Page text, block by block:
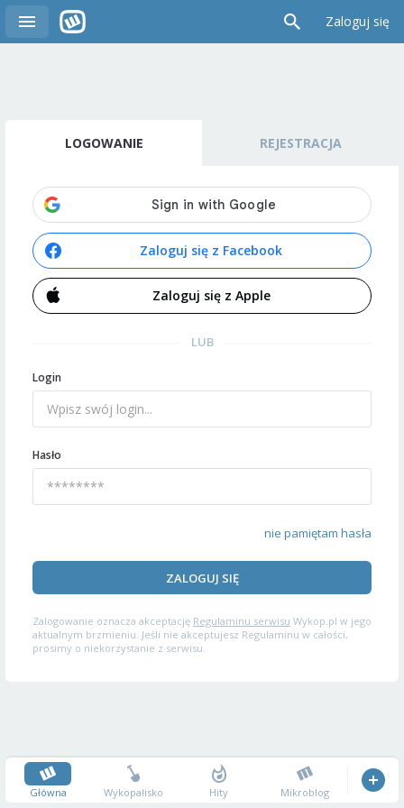
Zaloguj się
LOGOWANIE REJESTRACJA
Zaloguj się z Facebook
Zaloguj się z Apple
LUB
Login
Hasło
nie pamiętam hasła
ZALOGUJ SIĘ
Zalogowanie oznacza akceptację Regulaminu serwisu Wykop.pl w jego
aktualnym brzmieniu. Jeśli nie akceptujesz Regulaminu w całości,
prosimy o niekorzystanie z serwisu.
Główna Wykopalisko Hity Mikroblog